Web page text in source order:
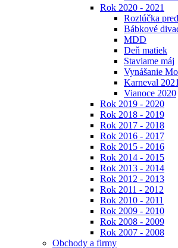
Rok 2020 - 2021
Rozlúčka
Bábkové
MDD
Deň matiek
Staviame máj
Vynášanie
Karneval 2021
Vianoce 2020
Rok 2019 - 2020
Rok 2018 - 2019
Rok 2017 - 2018
Rok 2016 - 2017
Rok 2015 - 2016
Rok 2014 - 2015
Rok 2013 - 2014
Rok 2012 - 2013
Rok 2011 - 2012
Rok 2010 - 2011
Rok 2009 - 2010
Rok 2008 - 2009
Rok 2007 - 2008
Obchody a firmy